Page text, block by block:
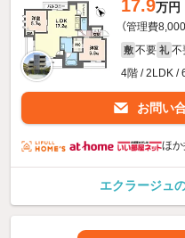
17.9万円
（管理費8,000
敷 不要 礼 不
4階 / 2LDK /
お問い
ほ
エクラージュ